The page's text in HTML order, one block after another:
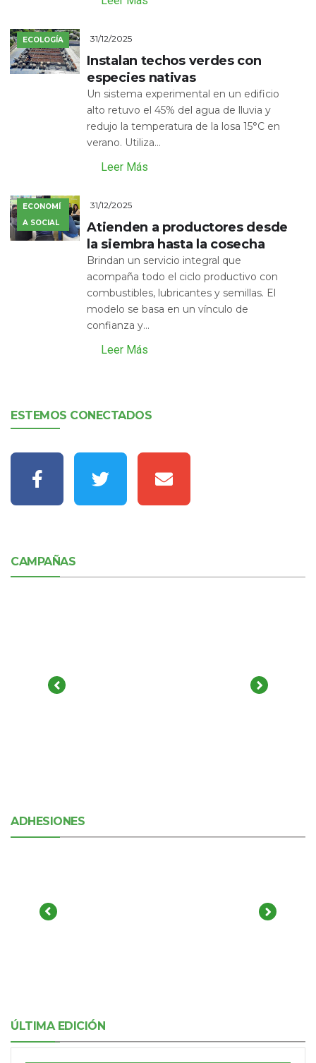
ECOLOGÍA 31/12/2025
Instalan techos verdes con
especies nativas
Un sistema experimental en un edificio
alto retuvo el 45% del agua de lluvia y
redujo la temperatura de la losa 15°C en
verano. Utiliza...
Leer Más
ECONOMÍ
A SOCIAL
31/12/2025
Atienden a productores desde
la siembra hasta la cosecha
Brindan un servicio integral que
acompaña todo el ciclo productivo con
combustibles, lubricantes y semillas. El
modelo se basa en un vínculo de
confianza y...
Leer Más
ESTEMOS CONECTADOS
CAMPAÑAS
ADHESIONES
ÚLTIMA EDICIÓN